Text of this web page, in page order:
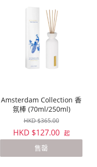
Amsterdam Collection 香
氛棒 (70ml/250ml)
HKD $365.00
HKD $127.00 起
售罄